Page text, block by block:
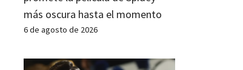
más oscura hasta el momento
6 de agosto de 2026